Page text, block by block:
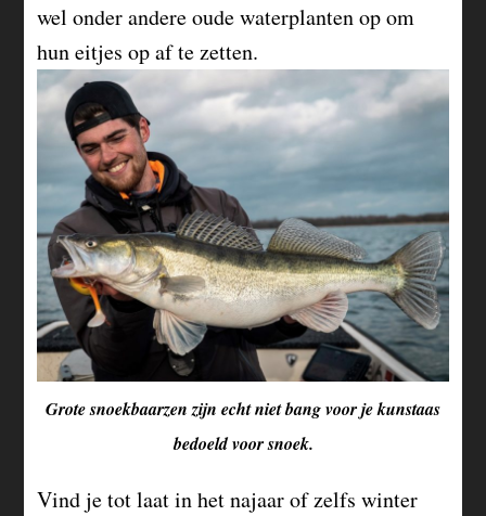
wel onder andere oude waterplanten op om
hun eitjes op af te zetten.
Grote snoekbaarzen zijn echt niet bang voor je kunstaas
bedoeld voor snoek.
Vind je tot laat in het najaar of zelfs winter